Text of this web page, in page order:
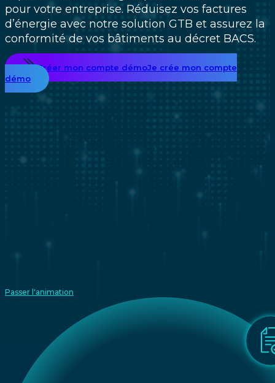
pour votre entreprise. Réduisez vos factures
d’énergie avec notre solution GTB et assurez la
conformité de vos bâtiments au décret BACS.
Créer mon compte démoJe crée mon compte
démo
Passer l'animation